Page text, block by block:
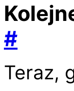
#
Teraz,